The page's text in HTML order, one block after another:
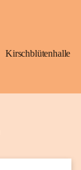
Kirschblütenhalle